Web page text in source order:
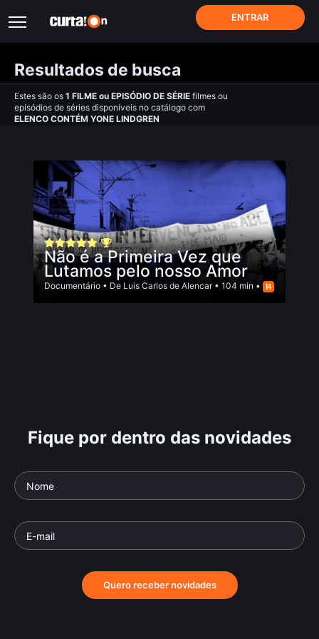
ENTRAR
Resultados de busca
Estes são os 1 FILME ou EPISÓDIO DE SÉRIE filmes ou
episódios de séries disponíveis no catálogo com
ELENCO CONTÉM YONE LINDGREN
Não é a Primeira Vez que
Lutamos pelo nosso Amor
Documentário • De Luis Carlos de Alencar• 104 min •
Fique por dentro das novidades
Quero receber novidades